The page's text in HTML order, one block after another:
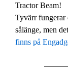
Tractor Beam!
Tyvärr fungerar
sålänge, men
finns på